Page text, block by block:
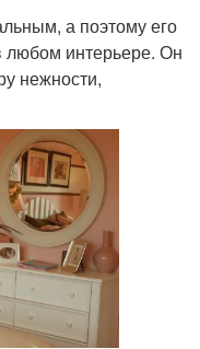
а поэтому его
любом интерьере. Он
нежности,